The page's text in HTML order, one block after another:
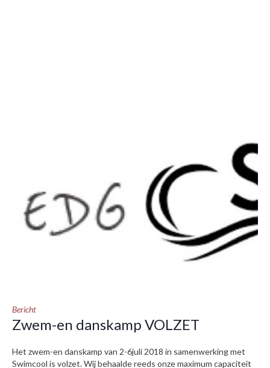
Bericht
Zwem-en danskamp VOLZET
Het zwem-en danskamp van 2-6juli 2018 in samenwerking met
Swimcool is volzet. Wij behaalde reeds onze maximum capaciteit